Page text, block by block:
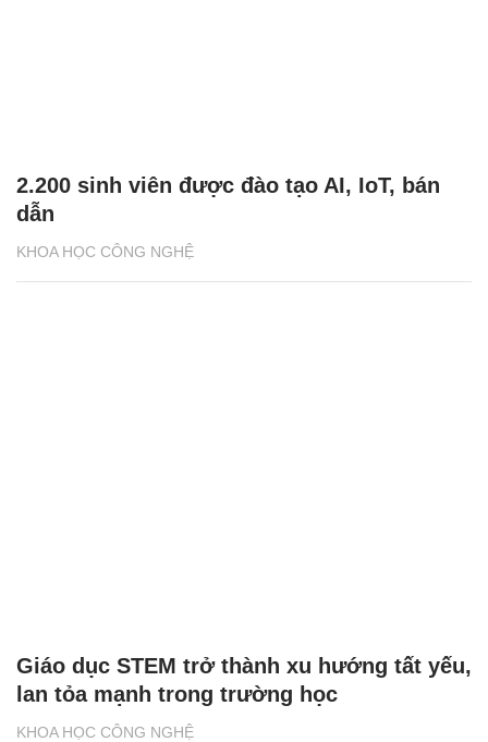
KHOA HỌC CÔNG NGHỆ
2.200 sinh viên được đào tạo AI, IoT, bán
dẫn
KHOA HỌC CÔNG NGHỆ
Giáo dục STEM trở thành xu hướng tất yếu,
lan tỏa mạnh trong trường học